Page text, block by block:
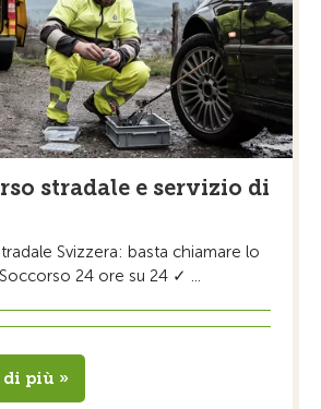
stradale e servizio di
Svizzera: basta chiamare lo
24 ore su 24 ✓ ...
di più »